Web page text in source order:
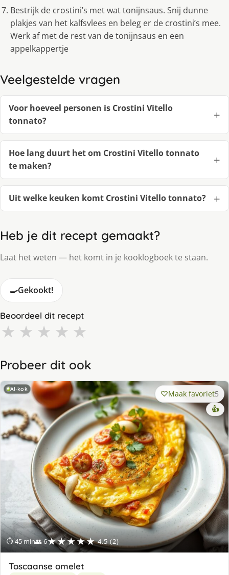
Bestrijk de crostini’s met wat tonijnsaus. Snij dunne
plakjes van het kalfsvlees en beleg er de crostini’s mee.
Werk af met de rest van de tonijnsaus en een
appelkappertje
Veelgestelde vragen
Voor hoeveel personen is Crostini Vitello
tonnato?
Hoe lang duurt het om Crostini Vitello tonnato
te maken?
Uit welke keuken komt Crostini Vitello tonnato?
Heb je dit recept gemaakt?
Laat het weten — het komt in je kooklogboek te staan.
🍳Gekookt!
Beoordeel dit recept
★ ★ ★ ★ ★
Probeer dit ook
AI-kok
⏱ 45 min👥 6★★★★★ 4.5 (2)
Maak favoriet5
👍
Toscaanse omelet